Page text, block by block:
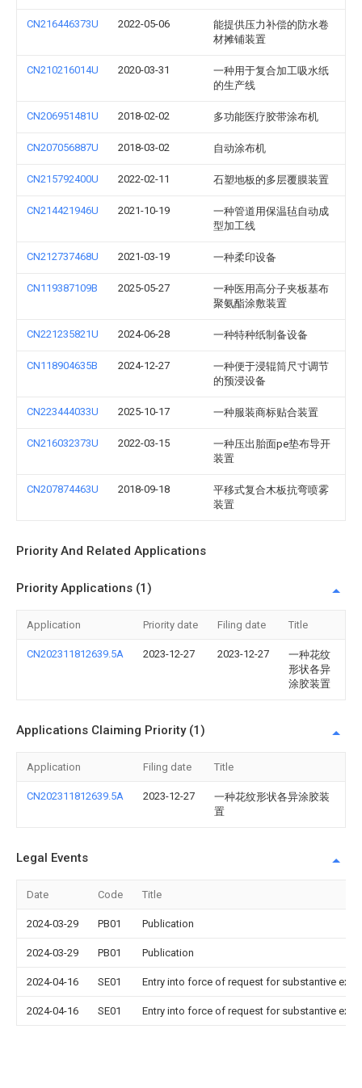
CN216446373U 2022-05-06
能提供压力补偿的防水卷
材摊铺装置
CN210216014U 2020-03-31
一种用于复合加工吸水纸
的生产线
CN206951481U 2018-02-02 多功能医疗胶带涂布机
CN207056887U 2018-03-02 自动涂布机
CN215792400U 2022-02-11 石塑地板的多层覆膜装置
CN214421946U 2021-10-19
一种管道用保温毡自动成
型加工线
CN212737468U 2021-03-19 一种柔印设备
CN119387109B 2025-05-27
一种医用高分子夹板基布
聚氨酯涂敷装置
CN221235821U 2024-06-28 一种特种纸制备设备
CN118904635B 2024-12-27
一种便于浸辊筒尺寸调节
的预浸设备
CN223444033U 2025-10-17 一种服装商标贴合装置
CN216032373U 2022-03-15
一种压出胎面pe垫布导开
装置
CN207874463U 2018-09-18
平移式复合木板抗弯喷雾
装置
Priority And Related Applications
Priority Applications (1)
Application Priority date Filing date Title
CN202311812639.5A 2023-12-27 2023-12-27
一种花纹
形状各异
涂胶装置
Applications Claiming Priority (1)
Application Filing date Title
CN202311812639.5A 2023-12-27
一种花纹形状各异涂胶装
置
Legal Events
Date Code Title
2024-03-29 PB01 Publication
2024-03-29 PB01 Publication
2024-04-16 SE01 Entry into force of request for substantive
2024-04-16 SE01 Entry into force of request for substantive